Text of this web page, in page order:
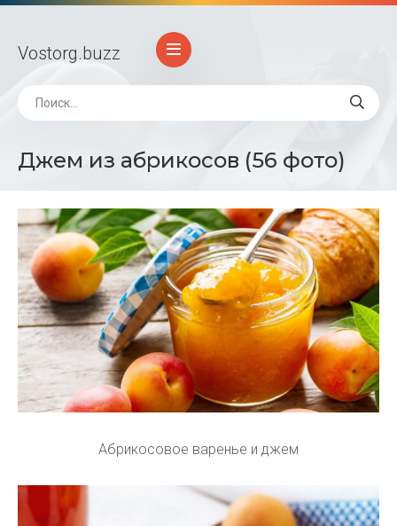
Vostorg.buzz
Джем из абрикосов (56 фото)
Абрикосовое варенье и джем